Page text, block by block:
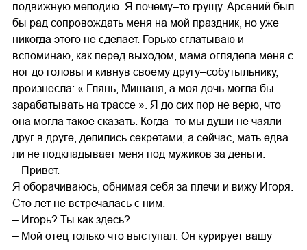
подвижную мелодию. Я почему–то грущу. Арсений был
бы рад сопровождать меня на мой праздник, но уже
никогда этого не сделает. Горько сглатываю и
вспоминаю, как перед выходом, мама оглядела меня с
ног до головы и кивнув своему другу–собутыльнику,
произнесла: « Глянь, Мишаня, а моя дочь могла бы
зарабатывать на трассе ». Я до сих пор не верю, что
она могла такое сказать. Когда–то мы души не чаяли
друг в друге, делились секретами, а сейчас, мать едва
ли не подкладывает меня под мужиков за деньги.
– Привет.
Я оборачиваюсь, обнимая себя за плечи и вижу Игоря.
Сто лет не встречалась с ним.
– Игорь? Ты как здесь?
– Мой отец только что выступал. Он курирует вашу